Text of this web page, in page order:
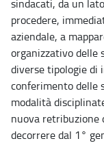
sindacati, da un
procedere,
aziendale, a
organizzativo delle
diverse tipologie di
conferimento
modalità
nuova retribuzione
decorrere dal 1°